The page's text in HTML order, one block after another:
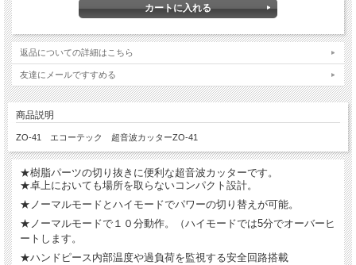
返品についての詳細はこちら
友達にメールですすめる
商品説明
ZO-41 エコーテック 超音波カッターZO-41
★樹脂パーツの切り抜きに便利な超音波カッターです。
★卓上においても場所を取らないコンパクト設計。
★ノーマルモードとハイモードでパワーの切り替えが可能。
★ノーマルモードで１０分動作。（ハイモードでは5分でオーバーヒ
ートします。
★ハンドピース内部温度や過負荷を監視する安全回路搭載